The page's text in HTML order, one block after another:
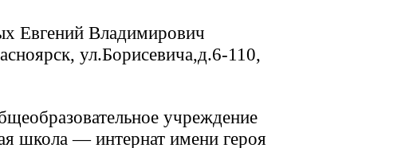
Евгений Владимирович
ул.Борисевича,д.6-110,
учреждение
школа — интернат имени героя